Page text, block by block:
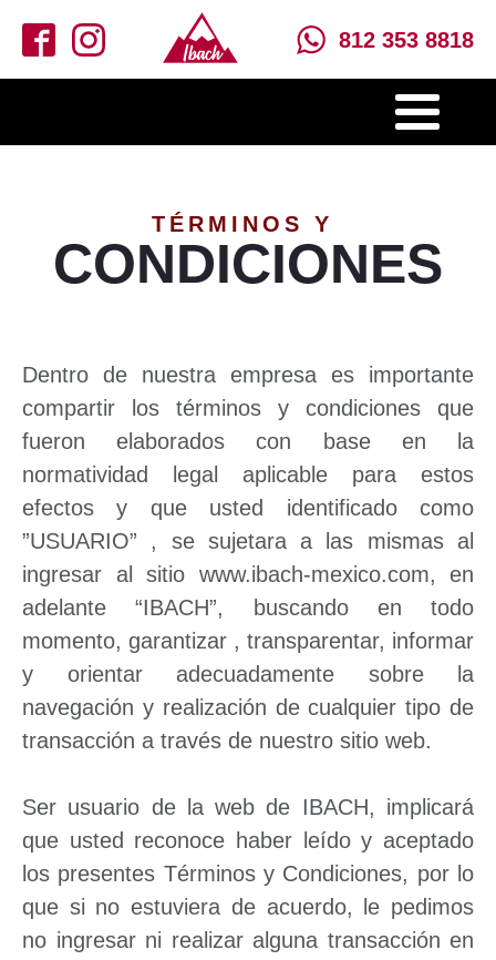
812 353 8818
TÉRMINOS Y
CONDICIONES
Dentro de nuestra empresa es importante
compartir los términos y condiciones que
fueron elaborados con base en la
normatividad legal aplicable para estos
efectos y que usted identificado como
”USUARIO” , se sujetara a las mismas al
ingresar al sitio www.ibach-mexico.com, en
adelante “IBACH”, buscando en todo
momento, garantizar , transparentar, informar
y orientar adecuadamente sobre la
navegación y realización de cualquier tipo de
transacción a través de nuestro sitio web.
Ser usuario de la web de IBACH, implicará
que usted reconoce haber leído y aceptado
los presentes Términos y Condiciones, por lo
que si no estuviera de acuerdo, le pedimos
no ingresar ni realizar alguna transacción en